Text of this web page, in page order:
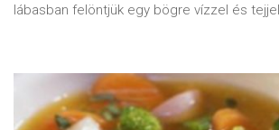
lábasban felöntjük egy bögre vízzel és